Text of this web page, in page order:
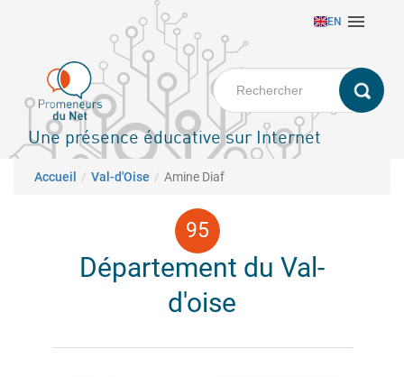
principal
EN 
Une présence éducative sur Internet
Fil d'Ariane
Accueil Val-d'Oise Amine Diaf
Département du Val-
d'oise